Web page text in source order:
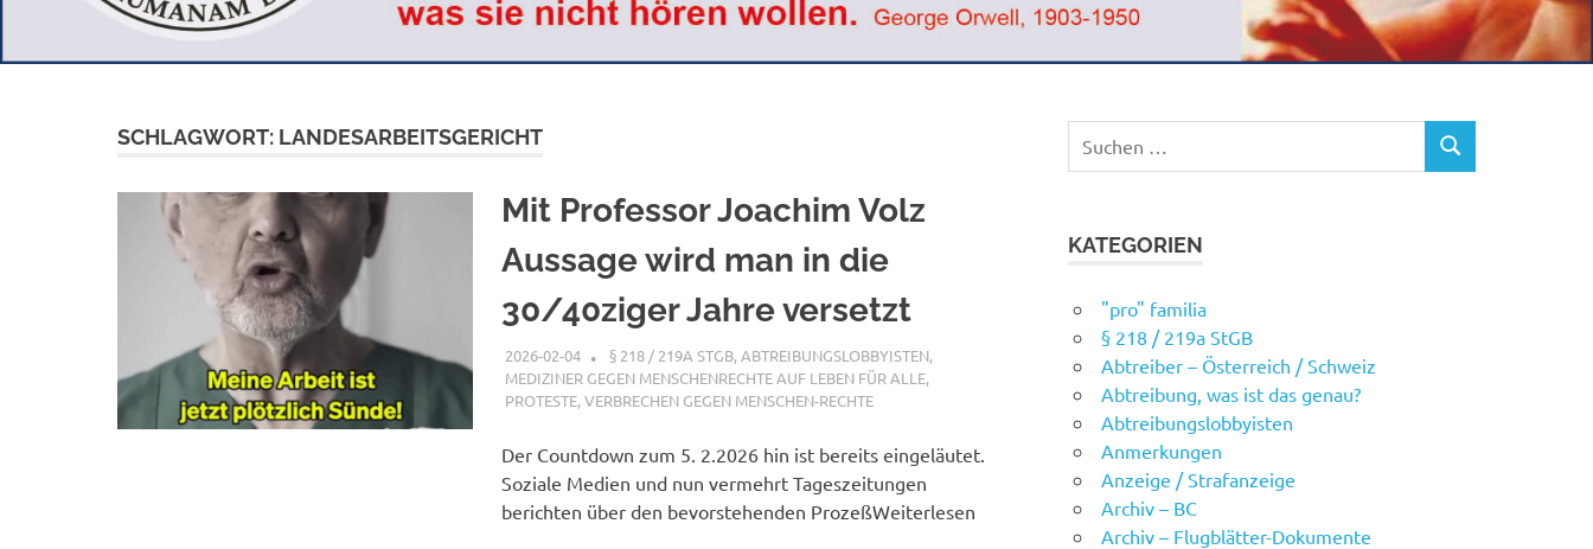
SCHLAGWORT: LANDESARBEITSGERICHT
Mit Professor Joachim Volz
Aussage wird man in die
30/40ziger Jahre versetzt
2026-02-04 XX
§ 218 / 219A STGB,ABTREIBUNGSLOBBYISTEN,
MEDIZINER GEGEN MENSCHENRECHTE AUF LEBEN FÜR ALLE,
PROTESTE,VERBRECHEN GEGEN MENSCHEN-RECHTE
Der Countdown zum 5. 2.2026 hin ist bereits eingeläutet.
Soziale Medien und nun vermehrt Tageszeitungen
berichten über den bevorstehenden ProzeßWeiterlesen
Suchen
SUCHEN
KATEGORIEN
"pro" familia
§ 218 / 219a StGB
Abtreiber – Österreich / Schweiz
Abtreibung, was ist das genau?
Abtreibungslobbyisten
Anmerkungen
Anzeige / Strafanzeige
Archiv – BC
Archiv – Flugblätter-Dokumente